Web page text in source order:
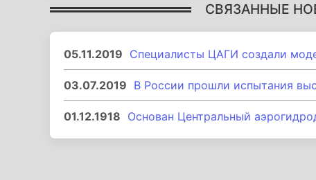
СВЯЗАННЫЕ
05.11.2019 Специалисты ЦАГИ создали
03.07.2019 В России прошли испытания
01.12.1918 Основан Центральный